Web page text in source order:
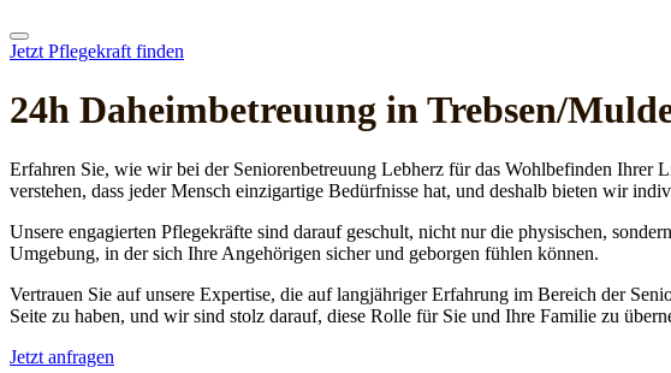
Jetzt Pflegekraft finden
24h Daheim­betreuung in Trebsen/
Erfahren Sie, wie wir bei der Seniorenbetreuung Lebherz für das Wohlbefinden Ihrer
verstehen, dass jeder Mensch einzigartige Bedürfnisse hat, und deshalb bieten wir
Unsere engagierten Pflegekräfte sind darauf geschult, nicht nur die physischen,
Umgebung, in der sich Ihre Angehörigen sicher und geborgen fühlen können.
Vertrauen Sie auf unsere Expertise, die auf langjähriger Erfahrung im Bereich der
Seite zu haben, und wir sind stolz darauf, diese Rolle für Sie und Ihre Familie zu
Jetzt anfragen